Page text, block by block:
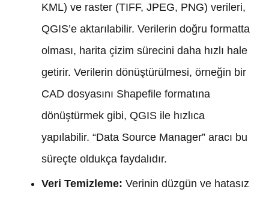
KML) ve raster (TIFF, JPEG, PNG) verileri,
QGIS’e aktarılabilir. Verilerin doğru formatta
olması, harita çizim sürecini daha hızlı hale
getirir. Verilerin dönüştürülmesi, örneğin bir
CAD dosyasını Shapefile formatına
dönüştürmek gibi, QGIS ile hızlıca
yapılabilir. “Data Source Manager” aracı bu
süreçte oldukça faydalıdır.
Veri Temizleme: Verinin düzgün ve hatasız